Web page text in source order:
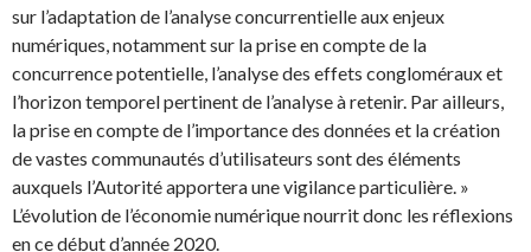
sur l’adaptation de l’analyse concurrentielle aux enjeux
numériques, notamment sur la prise en compte de la
concurrence potentielle, l’analyse des effets congloméraux et
l’horizon temporel pertinent de l’analyse à retenir. Par ailleurs,
la prise en compte de l’importance des données et la création
de vastes communautés d’utilisateurs sont des éléments
auxquels l’Autorité apportera une vigilance particulière. »
L’évolution de l’économie numérique nourrit donc les réflexions
en ce début d’année 2020.